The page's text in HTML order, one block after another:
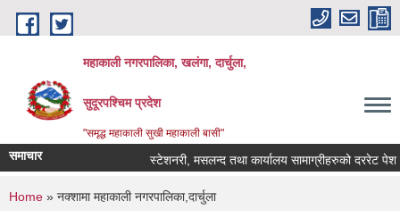
Skip to main content
महाकाली नगरपालिका, खलंगा, दार्चुला,
सुदूरपश्चिम प्रदेश
"समृद्ध महाकाली सुखी महाकाली बासी"
समाचार स्टेशनरी, मसलन्द तथा कार्यालय सामाग्रीहरुको दररेट पेश
You are here
Home » नक्शामा महाकाली नगरपालिका,दार्चुला